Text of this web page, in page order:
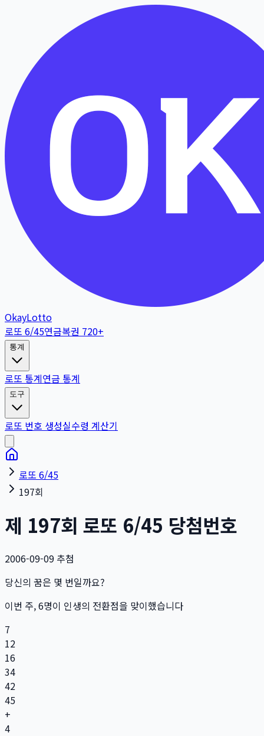
OkayLotto
로또 6/45연금복권 720+
통계
로또 통계연금 통계
도구
로또 번호 생성실수령 계산기
로또 6/45
197회
제 197회 로또 6/45 당첨번호
2006-09-09 추첨
당신의 꿈은 몇 번일까요?
이번 주,6명이 인생의 전환점을 맞이했습니다
7
12
16
34
42
45
+
4